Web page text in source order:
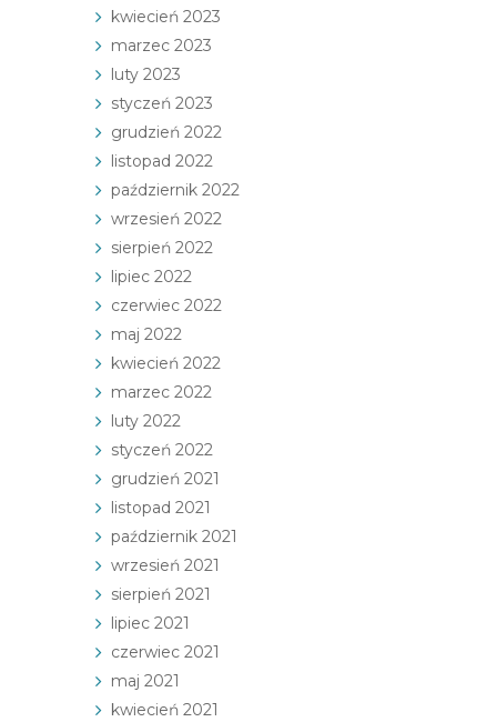
kwiecień 2023
marzec 2023
luty 2023
styczeń 2023
grudzień 2022
listopad 2022
październik 2022
wrzesień 2022
sierpień 2022
lipiec 2022
czerwiec 2022
maj 2022
kwiecień 2022
marzec 2022
luty 2022
styczeń 2022
grudzień 2021
listopad 2021
październik 2021
wrzesień 2021
sierpień 2021
lipiec 2021
czerwiec 2021
maj 2021
kwiecień 2021